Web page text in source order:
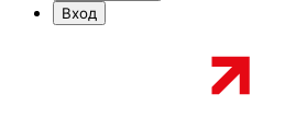
Вход